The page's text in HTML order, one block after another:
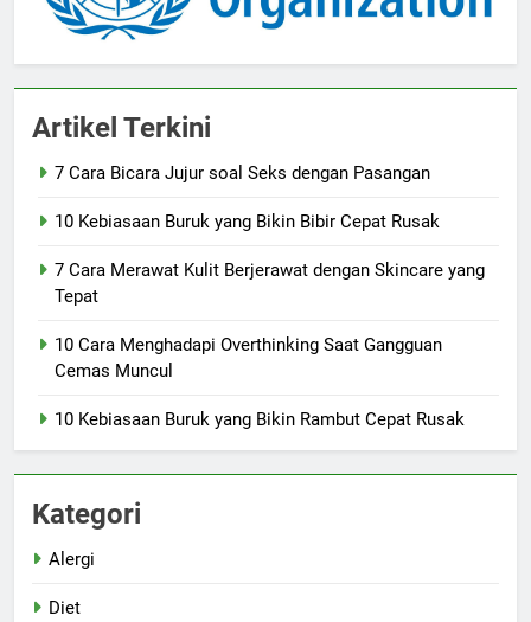
Artikel Terkini
7 Cara Bicara Jujur soal Seks dengan Pasangan
10 Kebiasaan Buruk yang Bikin Bibir Cepat Rusak
7 Cara Merawat Kulit Berjerawat dengan Skincare yang
Tepat
10 Cara Menghadapi Overthinking Saat Gangguan
Cemas Muncul
10 Kebiasaan Buruk yang Bikin Rambut Cepat Rusak
Kategori
Alergi
Diet